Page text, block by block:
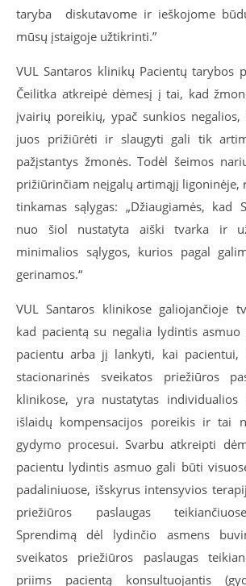
taryba diskutavome ir ieškojome
mūsų įstaigoje užtikrinti.”
VUL Santaros klinikų Pacientų tarybos
Čeilitka atkreipė dėmesį į tai, kad
įvairių poreikių, ypač sunkios
juos prižiūrėti ir slaugyti gali tik
pažįstantys žmonės. Todėl šeimos
prižiūrinčiam neįgalų artimąjį ligoninėje,
tinkamas sąlygas: „Džiaugiamės, kad
nuo šiol nustatyta aiški tvarka ir
minimalios sąlygos, kurios pagal
gerinamos.“
VUL Santaros klinikose galiojančioje
kad pacientą su negalia lydintis
pacientu arba jį lankyti, kai pacientui,
stacionarinės sveikatos priežiūros
klinikose, yra nustatytas individualios
išlaidų kompensacijos poreikis ir tai
gydymo procesui. Svarbu atkreipti
pacientu lydintis asmuo gali būti
padaliniuose, išskyrus intensyvios
priežiūros paslaugas
Sprendimą dėl lydinčio asmens
sveikatos priežiūros paslaugas
priims pacientą konsultuojantis